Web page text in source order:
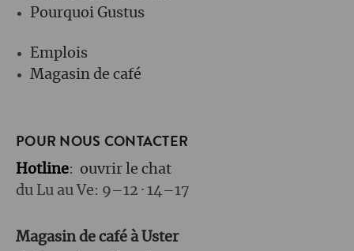
Pourquoi Gustus
Emplois
Magasin de café
POUR NOUS CONTACTER
Hotline: ouvrir le chat
du Lu au Ve: 9–12 · 14–17
Magasin de café à Uster